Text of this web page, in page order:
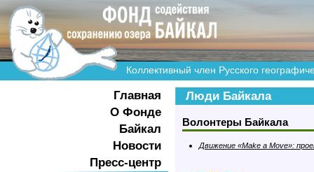
Коллективный член Русского
Главная
О Фонде
Байкал
Новости
Пресс-центр
Люди Байкала
Волонтеры Байкала
Движение «Make a Move»: